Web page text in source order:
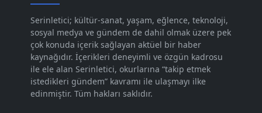
Kas 2023
Eki 2023 [73]
Eyl 2023 [73]
Ağu 2023 [74]
Tem 2023 [76]
Serinletici; kültür-sanat, yaşam, eğlence, teknoloji,
sosyal medya ve gündem de dahil olmak üzere pek
çok konuda içerik sağlayan aktüel bir haber
kaynağıdır. İçerikleri deneyimli ve özgün kadrosu
ile ele alan Serinletici, okurlarına “takip etmek
istedikleri gündem” kavramı ile ulaşmayı ilke
edinmiştir. Tüm hakları saklıdır.